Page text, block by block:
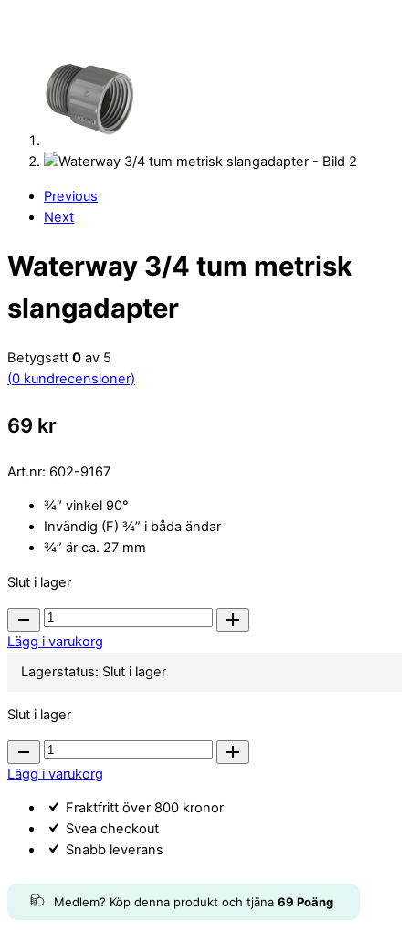
Previous
Next
Waterway 3/4 tum metrisk
slangadapter
Betygsatt 0 av 5
(0 kundrecensioner)
69 kr
Art.nr: 602-9167
¾″ vinkel 90°
Invändig (F) ¾” i båda ändar
¾” är ca. 27 mm
Slut i lager
Waterway
3/4
metrisk
quantity
Lägg i varukorg
Lagerstatus: Slut i lager
Slut i lager
Waterway
3/4
metrisk
slangadapter
quantity
Lägg i varukorg
Fraktfritt över 800 kronor
Svea checkout
Snabb leverans
Medlem? Köp denna produkt och tjäna 69 Poäng